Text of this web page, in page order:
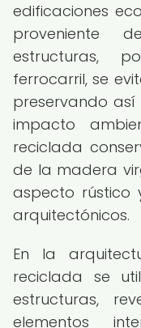
edificaciones
proveniente
estructuras,
ferrocarril, se
preservando así
impacto
reciclada
de la madera
aspecto rústico
arquitectónicos.
En la
reciclada se
estructuras,
elementos